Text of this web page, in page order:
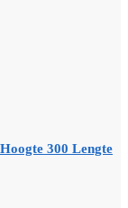
300 Lengte